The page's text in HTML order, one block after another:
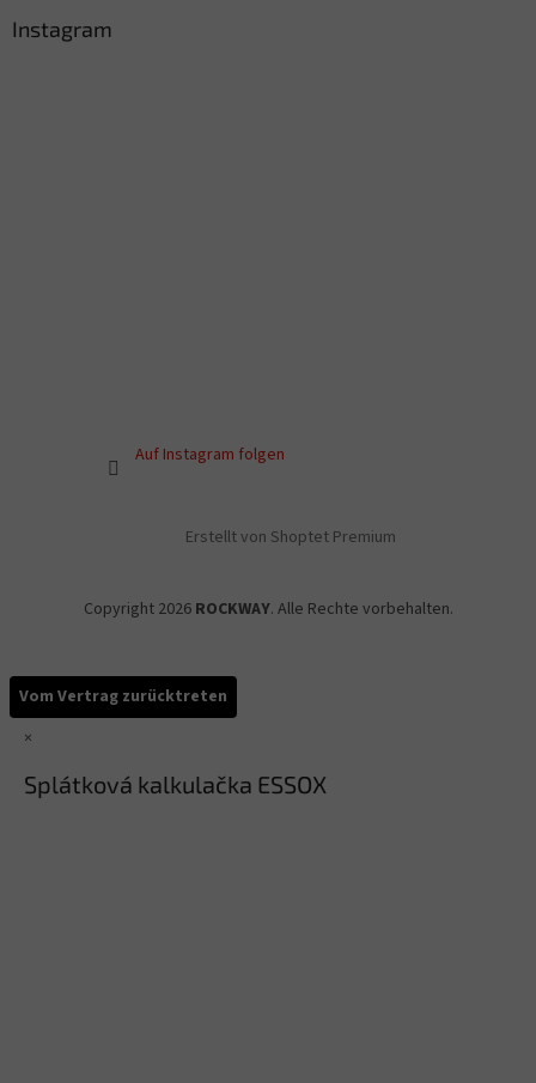
Instagram
Auf Instagram folgen
Erstellt von Shoptet Premium
Copyright 2026 ROCKWAY. Alle Rechte vorbehalten.
Vom Vertrag zurücktreten
×
Splátková kalkulačka ESSOX